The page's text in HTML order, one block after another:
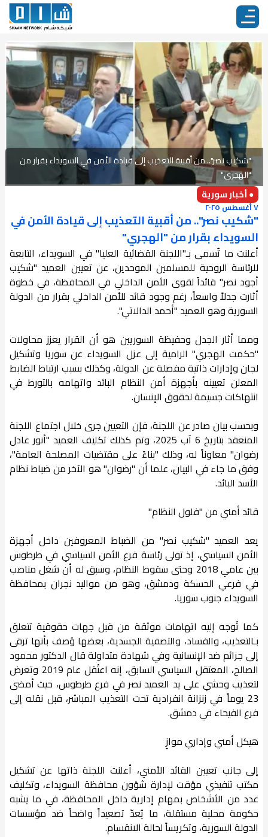
"شكيب نصر".. من أقبية التعذيب إلى قيادة الأمن في السويداء بقرار من
"الهجري"
● أخبار سورية
٧ أغسطس ٢٠٢٥
"شكيب نصر".. من أقبية التعذيب إلى قيادة الأمن في
السويداء بقرار من "الهجري"
أعلنت ما تُسمى بـ"اللجنة القضائية العليا" في السويداء، التابعة
للرئاسة الروحية للمسلمين الموحدين، عن تعيين العميد "شكيب
أجود نصر" قائداً لقوى الأمن الداخلي في المحافظة، في خطوة
أثارت جدلاً واسعاً، رغم وجود قائد للأمن الداخلي بقرار من الدولة
السورية وهو العميد "أحمد الدالاتي".
ومما أثار الجدل وحفيظة السوريين هو أن القرار يعزز محاولات
"حكمت الهجري" الرامية إلى عزل السويداء عن سوريا وتشكيل
لجان وإدارات ذاتية مفصلة عن الدولة، وكذلك بسبب ارتباط الضابط
المعلن تعيينه بأجهزة أمن النظام البائد واتهامه بالتورط في
انتهاكات جسيمة لحقوق الإنسان.
وبحسب بيان صادر عن اللجنة، فإن التعيين جرى خلال اجتماع اللجنة
المنعقد بتاريخ 6 آب 2025، وتم كذلك تكليف العميد "أنور عادل
رضوان" معاوناً له، وذلك "بناءً على مقتضيات المصلحة العامة"،
وفق ما جاء في البيان، علما أن "رضوان" هو الآخر من ضباط نظام
الأسد البائد.
قائد أمني من "فلول النظام"
يعد العميد "شكيب نصر" من الضباط المعروفين داخل أجهزة
الأمن السياسي، إذ تولى رئاسة فرع الأمن السياسي في طرطوس
بين عامي 2018 وحتى سقوط النظام، وسبق له أن شغل مناصب
في فرعي الحسكة ودمشق، وهو من مواليد نجران بمحافظة
السويداء جنوب سوريا.
كما تُوجه إليه اتهامات موثقة من قبل جهات حقوقية تتعلق
بـالتعذيب، والفساد، والتصفية الجسدية، بعضها وُصف بأنها ترقى
إلى جرائم ضد الإنسانية وفي شهادة متداولة قال الدكتور محمود
الصالح، المعتقل السياسي السابق، إنه اعتُقل عام 2019 وتعرض
لتعذيب وحشي على يد العميد نصر في فرع طرطوس، حيث أمضى
23 يوماً في زنزانة انفرادية تحت التعذيب المباشر، قبل نقله إلى
فرع الفيحاء في دمشق.
هيكل أمني وإداري موازٍ
إلى جانب تعيين القائد الأمني، أعلنت اللجنة ذاتها عن تشكيل
مكتب تنفيذي مؤقت لإدارة شؤون محافظة السويداء، وتكليف
عدد من الأشخاص بمهام إدارية داخل المحافظة، في ما يشبه
حكومة محلية مستقلة، ما يُعدّ تصعيداً واضحاً ضد مؤسسات
الدولة السورية، وتكريساً لحالة الانقسام.